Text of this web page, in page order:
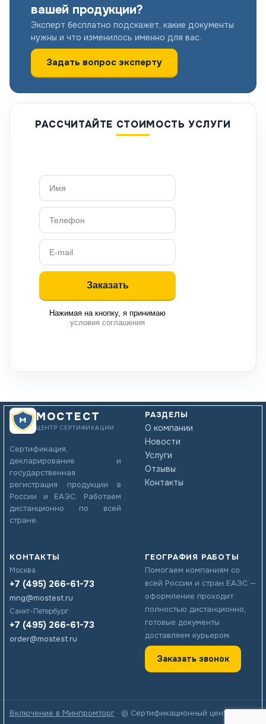
вашей продукции?
Эксперт бесплатно подскажет, какие документы
нужны и что изменилось именно для вас.
Задать вопрос эксперту
РАССЧИТАЙТЕ СТОИМОСТЬ УСЛУГИ
Нажимая на кнопку, я принимаю
условия соглашения
МОСТЕСТ
ЦЕНТР СЕРТИФИКАЦИИ
Сертификация,
декларирование и
государственная
регистрация продукции в
России и ЕАЭС. Работаем
дистанционно по всей
стране.
РАЗДЕЛЫ
О компании
Новости
Услуги
Отзывы
Контакты
КОНТАКТЫ
Москва
+7 (495) 266-61-73
mng@mostest.ru
Санкт-Петербург
+7 (495) 266-61-73
order@mostest.ru
ГЕОГРАФИЯ РАБОТЫ
Помогаем компаниям со
всей России и стран ЕАЭС —
оформление проходит
полностью дистанционно,
готовые документы
доставляем курьером.
Заказать звонок
Включение в Минпромторг · © Сертификационный центр